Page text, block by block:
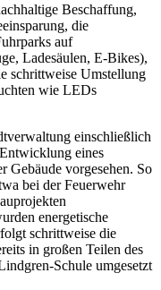
Beschaffung,
die
auf
Ladesäulen, E-Bikes),
schrittweise Umstellung
wie LEDs
einschließlich
eines
Gebäude vorgesehen. So
bei der Feuerwehr
energetische
schrittweise die
in großen Teilen des
Schule umgesetzt